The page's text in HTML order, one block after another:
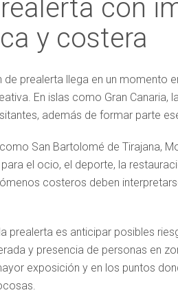
con
y costera
de prealerta llega en un momento
En islas como Gran
además de formar parte
San Bartolomé de Tirajana,
el ocio, el deporte, la
costeros deben
prealerta es anticipar posibles
y presencia de personas en
exposición y en los puntos